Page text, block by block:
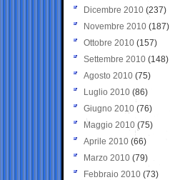
Dicembre 2010 (237)
Novembre 2010 (187)
Ottobre 2010 (157)
Settembre 2010 (148)
Agosto 2010 (75)
Luglio 2010 (86)
Giugno 2010 (76)
Maggio 2010 (75)
Aprile 2010 (66)
Marzo 2010 (79)
Febbraio 2010 (73)